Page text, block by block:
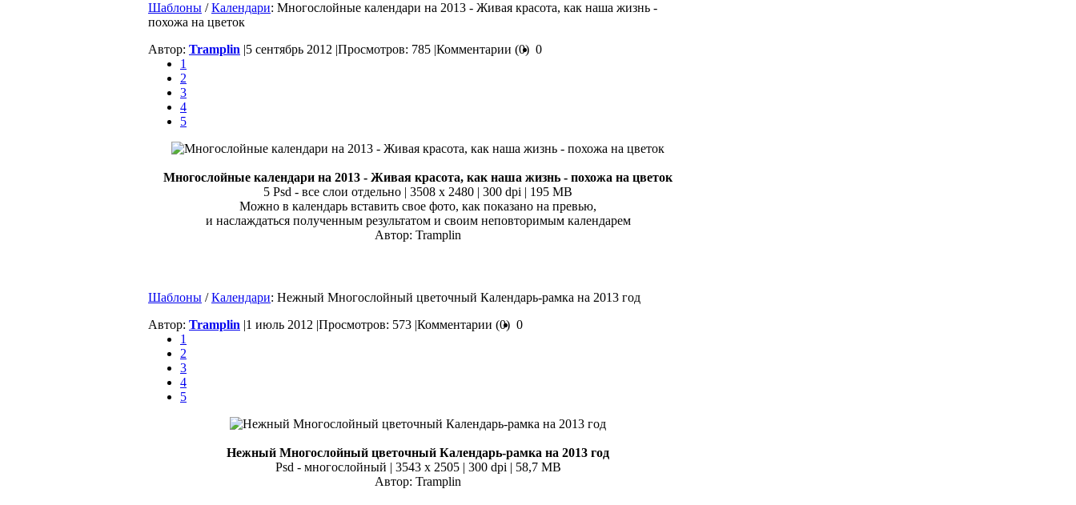
Шаблоны /Календари: Многослойные календари на 2013 - Живая красота, как наша жизнь -
похожа на цветок
Автор: Tramplin |5 сентябрь 2012 |Просмотров: 785 |Комментарии (0) 0
1
2
3
4
5
Многослойные календари на 2013 - Живая красота, как наша жизнь - похожа на цветок
5 Psd - все слои отдельно | 3508 x 2480 | 300 dpi | 195 MB
Можно в календарь вставить свое фото, как показано на превью,
и наслаждаться полученным результатом и своим неповторимым календарем
Автор: Tramplin
Шаблоны /Календари: Нежный Многослойный цветочный Календарь-рамка на 2013 год
Автор: Tramplin |1 июль 2012 |Просмотров: 573 |Комментарии (0) 0
1
2
3
4
5
Нежный Многослойный цветочный Календарь-рамка на 2013 год
Psd - многослойный | 3543 x 2505 | 300 dpi | 58,7 MB
Автор: Tramplin